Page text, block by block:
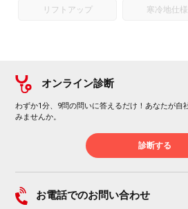
リフトアップ 寒冷地仕様
オンライン診断
わずか1分、9問の問いに答えるだけ！あなたが自
みませんか。
診断する
お電話でのお問い合わせ